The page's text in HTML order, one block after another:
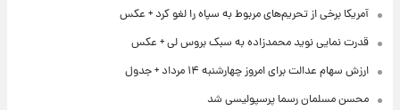
آمریکا برخی از تحریم‌های مربوط به سپاه را لغو کرد + عکس
قدرت نمایی نوید محمدزاده به سبک بروس لی + عکس
ارزش سهام عدالت برای امروز چهارشنبه ۱۴ مرداد + جدول
محسن مسلمان رسما پرسپولیسی شد